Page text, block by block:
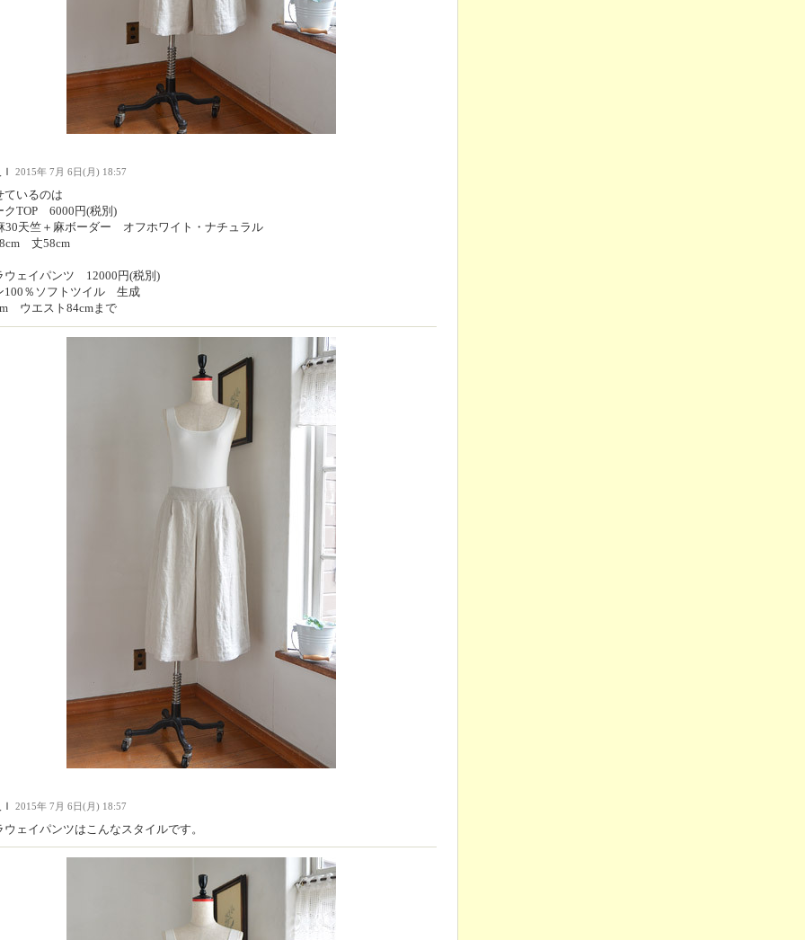
2015年 7月 6日(月) 18:57
ているのは
クTOP 6000円(税別)
30天竺＋麻ボーダー オフホワイト・ナチュラル
丈58cm
ウェイパンツ 12000円(税別)
100％ソフトツイル 生成
ウエスト84cmまで
2015年 7月 6日(月) 18:57
ウェイパンツはこんなスタイルです。